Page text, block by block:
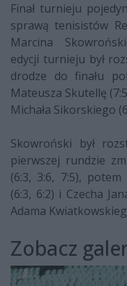
Finał turnieju
sprawą tenisistów
Marcina
edycji turnieju był
drodze do finału
Mateusza Skutellę
Michała Sikorskiego
Skowroński był
pierwszej rundzie
(6:3, 3:6, 7:5),
(6:3, 6:2) i Czecha
Adama
Zobacz